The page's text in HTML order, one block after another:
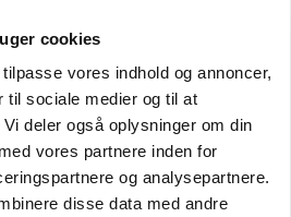
cookies
vores indhold og annoncer,
til sociale medier og til at
deler også oplysninger om din
vores partnere inden for
og analysepartnere.
disse data med andre
kan åbne nyt